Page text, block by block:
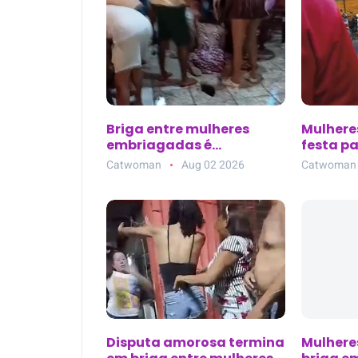
Briga entre mulheres
embriagadas é
registrada em bar de
Vargem Grande (MA)
Catwoman Aug 02 2026
festa
São
Catwoman
Disputa amorosa termina